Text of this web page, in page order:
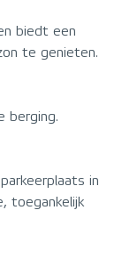
biedt een
te genieten.
berging.
in
toegankelijk